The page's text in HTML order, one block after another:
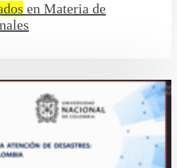
en Materia de